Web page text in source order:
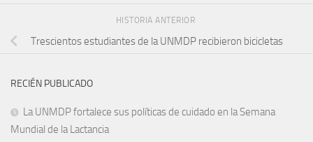
HISTORIA ANTERIOR
Trescientos estudiantes de la UNMDP recibieron bicicletas
RECIÉN PUBLICADO
La UNMDP fortalece sus políticas de cuidado en la Semana
Mundial de la Lactancia